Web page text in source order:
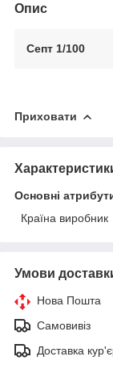
Опис
Септ 1/100
Приховати
Основні
Країна виробник
Умови
Нова Пошта
Самовивіз
Доставка